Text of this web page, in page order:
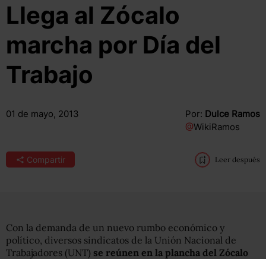
Llega al Zócalo
marcha por Día del
Trabajo
01 de mayo, 2013 Por: Dulce Ramos
@WikiRamos
Compartir Leer después
Con la demanda de un nuevo rumbo económico y
político, diversos sindicatos de la Unión Nacional de
Trabajadores (UNT) se reúnen en la plancha del Zócalo